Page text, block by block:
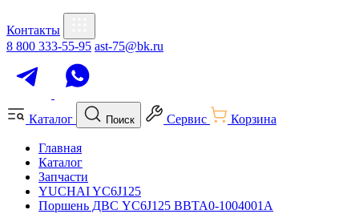
Контакты
8 800 333-55-95 ast-75@bk.ru
Каталог Поиск Сервис Корзина
Главная
Каталог
Запчасти
YUCHAI YC6J125
Поршень ДВС YC6J125 BBTA0-1004001A